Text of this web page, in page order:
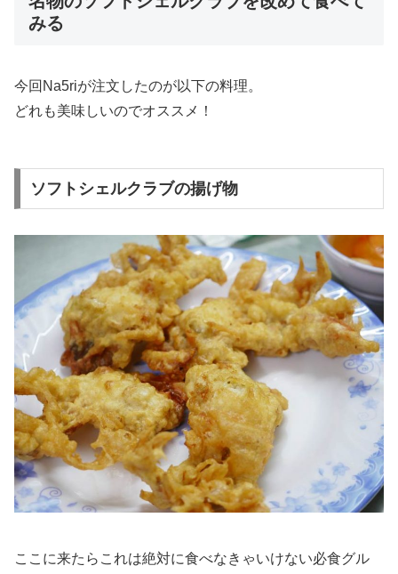
みる
今回Na5riが注文したのが以下の料理。
どれも美味しいのでオススメ！
ソフトシェルクラブの揚げ物
ここに来たらこれは絶対に食べなきゃいけない必食グル